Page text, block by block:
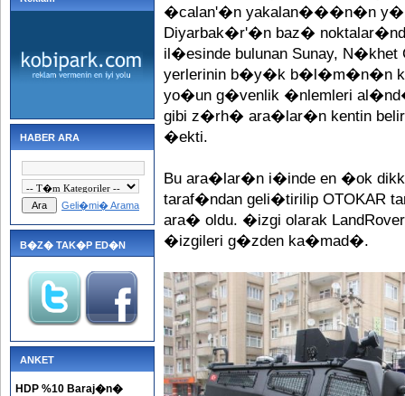
HABER ARA
Geli�mi� Arama
B�Z� TAK�P ED�N
ANKET
HDP %10 Baraj�n�
�calan'�n yakalan���n�n
Diyarbak�r'�n baz�
il�esinde bulunan Sunay,
yerlerinin b�y�k b�l�m�n�n
yo�un g�venlik �nlemleri
gibi z�rh� ara�lar�n kentin
�ekti.
Bu ara�lar�n i�inde en �ok
taraf�ndan geli�tirilip OTOKAR
ara� oldu. �izgi olarak
�izgileri g�zden ka�mad�.